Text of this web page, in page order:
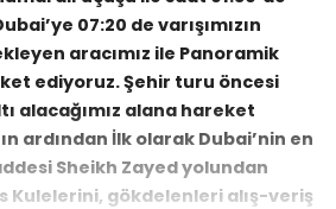
07:20 de varışımızın
aracımız ile Panoramik
ediyoruz. Şehir turu öncesi
alacağımız alana hareket
ardından İlk olarak Dubai’nin en
Sheikh Zayed yolundan
Kulelerini, gökdelenleri alış-veriş